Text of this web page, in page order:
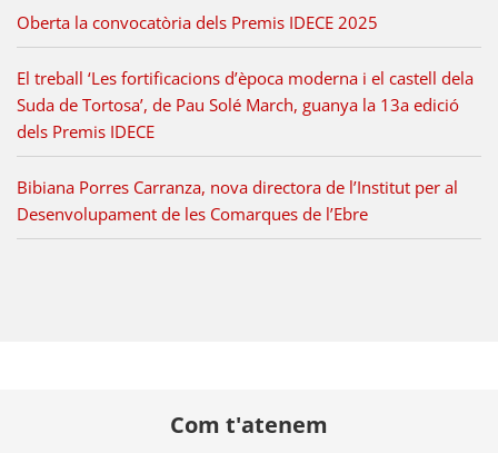
Oberta la convocatòria dels Premis IDECE 2025
El treball ‘Les fortificacions d’època moderna i el castell dela
Suda de Tortosa’, de Pau Solé March, guanya la 13a edició
dels Premis IDECE
Bibiana Porres Carranza, nova directora de l’Institut per al
Desenvolupament de les Comarques de l’Ebre
Com t'atenem